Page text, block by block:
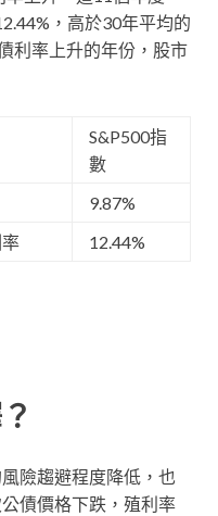
，高於30年平均的
利率上升的年份，股市
S&P500指
數
9.87%
12.44%
險趨避程度降低，也
債價格下跌，殖利率